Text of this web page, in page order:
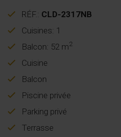
RÉF.: CLD-2317NB
Cuisines: 1
Balcon: 52 m2
Cuisine
Balcon
Piscine privée
Parking privé
Terrasse